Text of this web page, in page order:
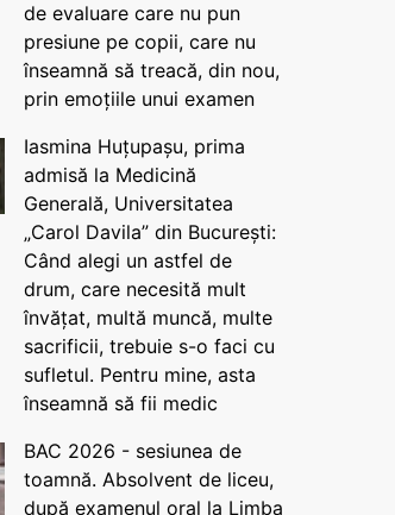
de evaluare care nu pun
presiune pe copii, care nu
înseamnă să treacă, din nou,
prin emoțiile unui examen
Iasmina Huțupașu, prima
admisă la Medicină
Generală, Universitatea
„Carol Davila” din București:
Când alegi un astfel de
drum, care necesită mult
învățat, multă muncă, multe
sacrificii, trebuie s-o faci cu
sufletul. Pentru mine, asta
înseamnă să fii medic
BAC 2026 - sesiunea de
toamnă. Absolvent de liceu,
după examenul oral la Limba